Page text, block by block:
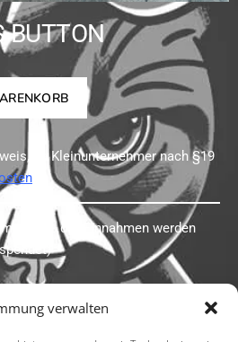
verwalten
BUTTON
da Kleinunternehmer nach §19
(50% der Einnahmen werden